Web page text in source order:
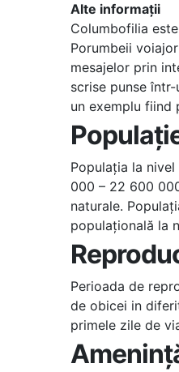
Alte informații
Columbofilia
Porumbeii
mesajelor prin
scrise punse
un exemplu fiind
Populația la
000 – 22 600
naturale.
populațională la
Perioada de
de obicei in
primele zile de